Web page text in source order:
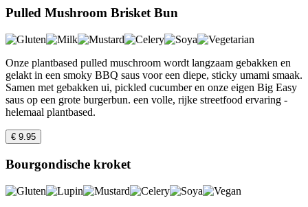
Pulled Mushroom Brisket Bun
Onze plantbased pulled muschroom wordt langzaam gebakken en
gelakt in een smoky BBQ saus voor een diepe, sticky umami smaak.
Samen met gebakken ui, pickled cucumber en onze eigen Big Easy
saus op een grote burgerbun. een volle, rijke streetfood ervaring -
helemaal plantbased.
€ 9.95
Bourgondische kroket